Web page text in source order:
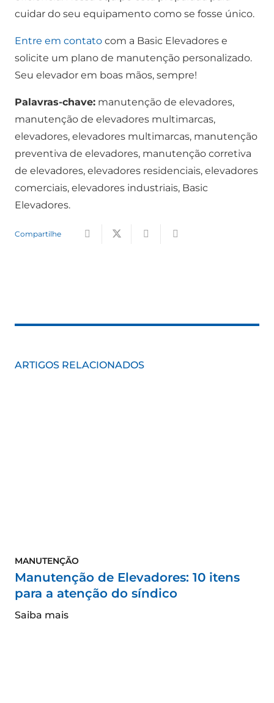
cuidar do seu equipamento como se fosse único.
Entre em contato com a Basic Elevadores e
solicite um plano de manutenção personalizado.
Seu elevador em boas mãos, sempre!
Palavras-chave: manutenção de elevadores,
manutenção de elevadores multimarcas,
elevadores, elevadores multimarcas, manutenção
preventiva de elevadores, manutenção corretiva
de elevadores, elevadores residenciais, elevadores
comerciais, elevadores industriais, Basic
Elevadores.
Compartilhe
ARTIGOS RELACIONADOS
MANUTENÇÃO
Manutenção de Elevadores: 10 itens
para a atenção do síndico
Saiba mais